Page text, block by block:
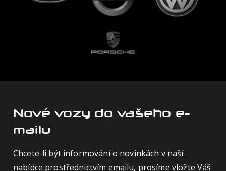
Nové vozy do vašeho e-
mailu
Chcete-li být informování o novinkách v naší
nabídce prostřednictvím emailu, prosíme vložte Váš